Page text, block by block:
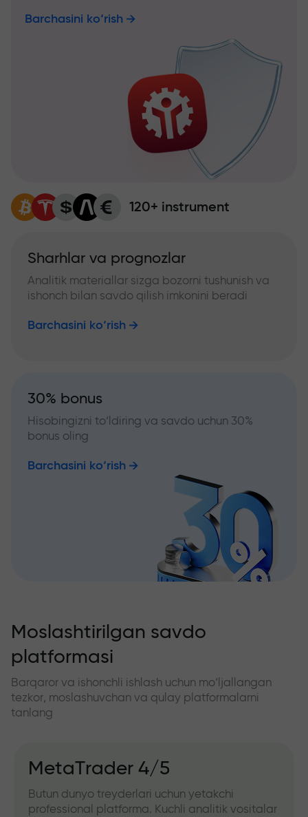
Barchasini ko‘rish
120+ instrument
Sharhlar va prognozlar
Analitik materiallar sizga bozorni tushunish va
ishonch bilan savdo qilish imkonini beradi
Barchasini ko‘rish
30% bonus
Hisobingizni to‘ldiring va savdo uchun 30%
bonus oling
Barchasini ko‘rish
Moslashtirilgan savdo
platformasi
Barqaror va ishonchli ishlash uchun mo‘ljallangan
tezkor, moslashuvchan va qulay platformalarni
tanlang
MetaTrader 4/5
Butun dunyo treyderlari uchun yetakchi
professional platforma. Kuchli analitik vositalar